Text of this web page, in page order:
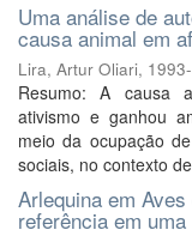
Uma análise de
causa animal em
Lira, Artur Oliari, 1993-
Resumo: A causa
ativismo e ganhou
meio da ocupação
sociais, no contexto
Arlequina em
referência em